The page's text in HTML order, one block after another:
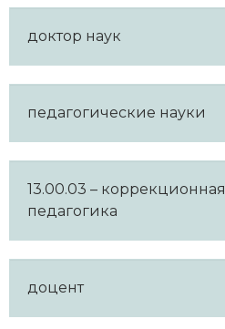
доктор наук
педагогические науки
13.00.03 – коррекционная
педагогика
доцент